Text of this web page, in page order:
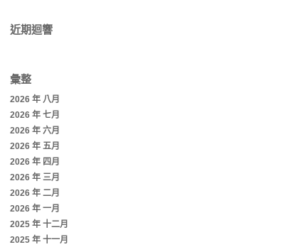
近期迴響
彙整
2026 年 八月
2026 年 七月
2026 年 六月
2026 年 五月
2026 年 四月
2026 年 三月
2026 年 二月
2026 年 一月
2025 年 十二月
2025 年 十一月